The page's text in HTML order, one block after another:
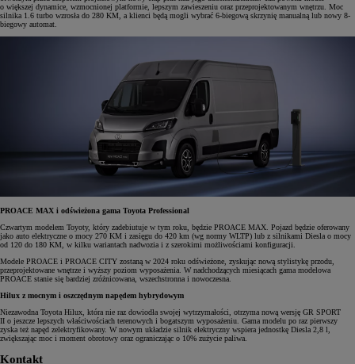
o większej dynamice, wzmocnionej platformie, lepszym zawieszeniu oraz przeprojektowanym wnętrzu. Moc
silnika 1.6 turbo wzrosła do 280 KM, a klienci będą mogli wybrać 6-biegową skrzynię manualną lub nowy 8-
biegowy automat.
PROACE MAX i odświeżona gama Toyota Professional
Czwartym modelem Toyoty, który zadebiutuje w tym roku, będzie PROACE MAX. Pojazd będzie oferowany
jako auto elektryczne o mocy 270 KM i zasięgu do 420 km (wg normy WLTP) lub z silnikami Diesla o mocy
od 120 do 180 KM, w kilku wariantach nadwozia i z szerokimi możliwościami konfiguracji.
Modele PROACE i PROACE CITY zostaną w 2024 roku odświeżone, zyskując nową stylistykę przodu,
przeprojektowane wnętrze i wyższy poziom wyposażenia. W nadchodzących miesiącach gama modelowa
PROACE stanie się bardziej zróżnicowana, wszechstronna i nowoczesna.
Hilux z mocnym i oszczędnym napędem hybrydowym
Niezawodna Toyota Hilux, która nie raz dowiodła swojej wytrzymałości, otrzyma nową wersję GR SPORT
II o jeszcze lepszych właściwościach terenowych i bogatszym wyposażeniu. Gama modelu po raz pierwszy
zyska też napęd zelektryfikowany. W nowym układzie silnik elektryczny wspiera jednostkę Diesla 2,8 l,
zwiększając moc i moment obrotowy oraz ograniczając o 10% zużycie paliwa.
Kontakt